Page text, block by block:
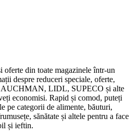
oferte din toate magazinele într-un
despre reduceri speciale, oferte,
AUCHMAN, LIDL, SUPECO și alte
economisi. Rapid și comod, puteți
pe categorii de alimente, băuturi,
sănătate și altele pentru a face
și ieftin.